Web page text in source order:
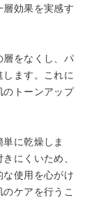
効果を実感す
層をなくし、パ
ます。これに
のトーンアップ
に乾燥しま
にくいため、
使用を心がけ
ケアを行うこ